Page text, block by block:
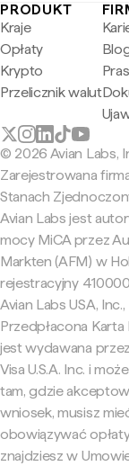
PRODUKT
Kraje
Opłaty
Krypto
Przelicznik walut
© 2026 Avian Labs,
Zarejestrowana
Stanach
Avian Labs jest
mocy MiCA przez
Markten (AFM) w
rejestracyjny
Avian Labs USA,
Przedpłacona
jest wydawana
Visa U.S.A. Inc. i
tam, gdzie
wniosek, musisz
obowiązywać
znajdziesz w